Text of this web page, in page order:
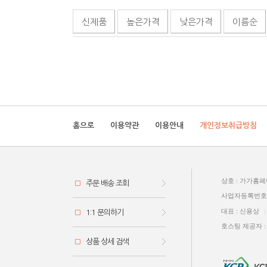
신제품 높은가격 낮은가격 이름순
홈으로 이용약관 이용안내 개인정보취급방침
주문 배송 조회
1:1 문의하기
상품 상세 검색
상호 : 가가홈
사업자등록번
대표 : 신용상
호스팅 제공자